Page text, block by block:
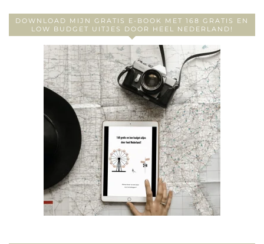
DOWNLOAD MIJN GRATIS E-BOOK MET 168 GRATIS EN
LOW BUDGET UITJES DOOR HEEL NEDERLAND!